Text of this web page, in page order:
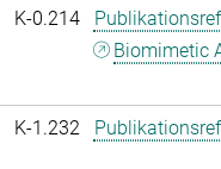
K-0.214
Biomimetic
K-1.232